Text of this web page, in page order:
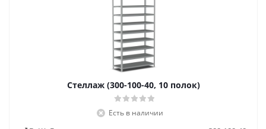
Стеллаж (300-100-40, 10 полок)
Есть в наличии